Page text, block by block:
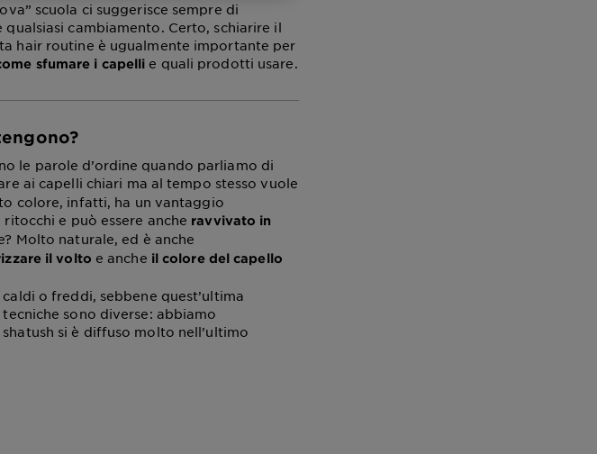
scuola ci suggerisce sempre di
cambiamento. Certo, schiarire il
hair routine è ugualmente importante per
sfumare i capelli e quali prodotti usare.
le parole d’ordine quando parliamo di
ai capelli chiari ma al tempo stesso vuole
colore, infatti, ha un vantaggio
e può essere anche ravvivato in
Molto naturale, ed è anche
il volto e anche il colore del capello
o freddi, sebbene quest’ultima
sono diverse: abbiamo
si è diffuso molto nell’ultimo